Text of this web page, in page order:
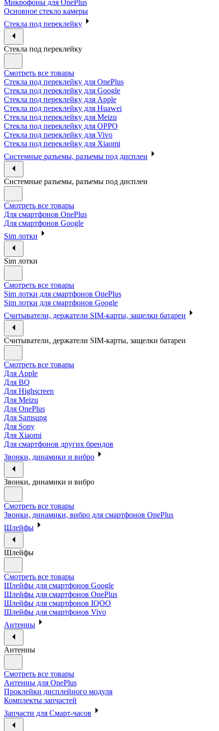
Микрофоны для OnePlus
Основное стекло камеры
Стекла под переклейку
Стекла под переклейку
Смотреть все товары
Стекла под переклейку для OnePlus
Стекла под переклейку для Google
Стекла под переклейку для Apple
Стекла под переклейку для Huawei
Стекла под переклейку для Meizu
Стекла под переклейку для OPPO
Стекла под переклейку для Vivo
Стекла под переклейку для Xiaomi
Системные разъемы, разъемы под дисплеи
Системные разъемы, разъемы под дисплеи
Смотреть все товары
Для смартфонов OnePlus
Для смартфонов Google
Sim лотки
Sim лотки
Смотреть все товары
Sim лотки для смартфонов OnePlus
Sim лотки для смартфонов Google
Считыватели, держатели SIM-карты, защелки батареи
Считыватели, держатели SIM-карты, защелки батареи
Смотреть все товары
Для Apple
Для BQ
Для Highscreen
Для Meizu
Для OnePlus
Для Samsung
Для Sony
Для Xiaomi
Для смартфонов других брендов
Звонки, динамики и вибро
Звонки, динамики и вибро
Смотреть все товары
Звонки, динамики, вибро для смартфонов OnePlus
Шлейфы
Шлейфы
Смотреть все товары
Шлейфы для смартфонов Google
Шлейфы для смартфонов OnePlus
Шлейфы для смартфонов IQOO
Шлейфы для смартфонов Vivo
Антенны
Антенны
Смотреть все товары
Антенны для OnePlus
Проклейки дисплейного модуля
Комплекты запчастей
Запчасти для Смарт-часов